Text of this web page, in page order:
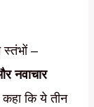
स्तंभों –
नवाचार
कि ये तीन